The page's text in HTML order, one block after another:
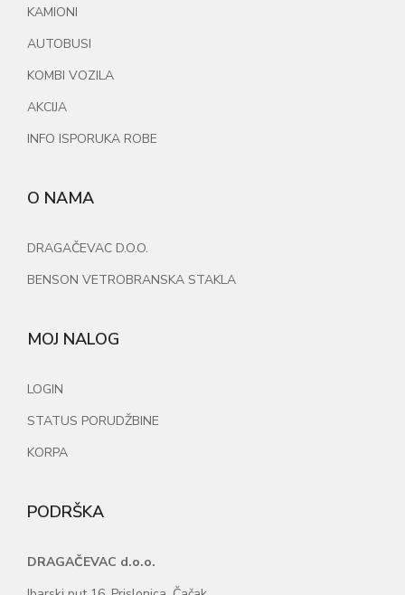
KAMIONI
AUTOBUSI
KOMBI VOZILA
AKCIJA
INFO ISPORUKA ROBE
O NAMA
DRAGAČEVAC D.O.O.
BENSON VETROBRANSKA STAKLA
MOJ NALOG
LOGIN
STATUS PORUDŽBINE
KORPA
PODRŠKA
DRAGAČEVAC d.o.o.